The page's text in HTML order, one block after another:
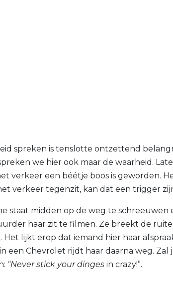
spreken is tenslotte ontzettend
we hier ook maar de waarheid.
verkeer een béétje boos is geworden.
verkeer tegenzit, kan dat een trigger
staat midden op de weg te schreeuwen
haar zit te filmen. Ze breekt de
. Het lijkt erop dat iemand hier haar
een Chevrolet rijdt haar daarna weg.
“Never stick your dinges in crazy!”.